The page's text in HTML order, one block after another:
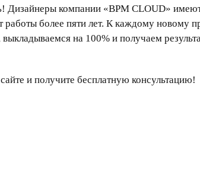
Дизайнеры компании «BPM CLOUD»
работы более пяти лет. К каждому новому
на 100% и получаем
и получите бесплатную консультацию!